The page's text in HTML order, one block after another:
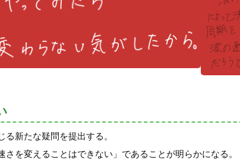
新たな疑問を提出する。
を変えることはできない」であることが明らかになる。